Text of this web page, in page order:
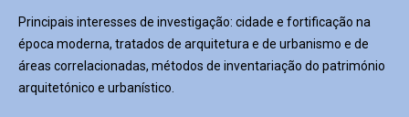
Principais interesses de investigação: cidade e fortificação na
época moderna, tratados de arquitetura e de urbanismo e de
áreas correlacionadas, métodos de inventariação do património
arquitetónico e urbanístico.